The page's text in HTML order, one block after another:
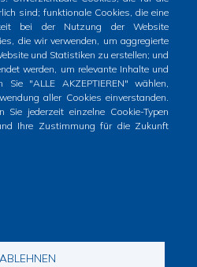
Totes les notícies
de 9 a 14h
sind; funktionale Cookies, die eine
bei der Nutzung der Website
die wir verwenden, um aggregierte
und Statistiken zu erstellen; und
werden, um relevante Inhalte und
Sie "ALLE AKZEPTIEREN" wählen,
aller Cookies einverstanden.
Sie jederzeit einzelne Cookie-Typen
Ihre Zustimmung für die Zukunft